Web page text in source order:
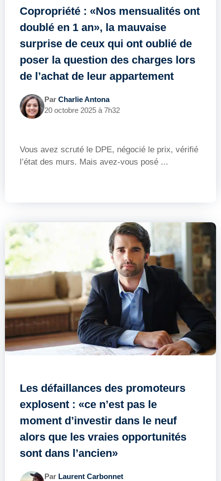
Copropriété : «Nos mensualités ont
doublé en 1 an», la mauvaise
surprise de ceux qui ont oublié de
poser la question des charges lors
de l’achat de leur appartement
Par Charlie Antona
20 octobre 2025 à 7h32
Vous avez scruté le DPE, négocié le prix, vérifié
l’état des murs. Mais avez-vous posé ...
Les défaillances des promoteurs
explosent : «ce n’est pas le
moment d’investir dans le neuf
alors que les vraies opportunités
sont dans l’ancien»
Par Laurent Carbonnet